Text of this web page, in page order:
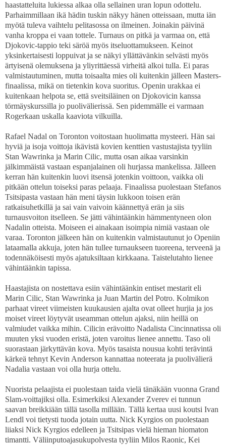
haastatteluita lukiessa alkaa olla sellainen uran lopun odottelu.
Parhaimmillaan ikä hädin tuskin näkyy hänen otteissaan, mutta iän
myötä tuleva vaihtelu pelitasossa on ilmeinen. Joinakin päivinä
vanha kroppa ei vaan tottele. Turnaus on pitkä ja varmaa on, että
Djokovic-tappio teki säröä myös itseluottamukseen. Keinot
yksinkertaisesti loppuivat ja se näkyi yllättävänkin selvästi myös
ärtyisenä olemuksena ja yliyrittäessä virheitä alkoi tulla. Ei paras
valmistautuminen, mutta toisaalta mies oli kuitenkin jälleen Masters-
finaalissa, mikä on tietenkin kova suoritus. Openin urakkaa ei
kuitenkaan helpota se, että sveitsiläinen on Djokovicin kanssa
törmäyskurssilla jo puolivälierissä. Sen pidemmälle ei varmaan
Rogerkaan uskalla kaaviota vilkuilla.
Rafael Nadal on Toronton voitostaan huolimatta mysteeri. Hän sai
hyviä ja isoja voittoja ikävistä kovien kenttien vastustajista tyyliin
Stan Wawrinka ja Marin Cilic, mutta osan aikaa varsinkin
jälkimmäistä vastaan espanjalainen oli hurjassa mankelissa. Jälleen
kerran hän kuitenkin luovi itsensä jotenkin voittoon, vaikka oli
pitkään ottelun toiseksi paras pelaaja. Finaalissa puolestaan Stefanos
Tsitsipasta vastaan hän meni täysin lukkoon toisen erän
ratkaisuhetkillä ja sai vain vaivoin käännettyä erän ja siis
turnausvoiton itselleen. Se jätti vähintäänkin hämmentyneen olon
Nadalin otteista. Moiseen ei ainakaan isoimpia nimiä vastaan ole
varaa. Toronton jälkeen hän on kuitenkin valmistautunut jo Openiin
lataamalla akkuja, joten hän tullee turnaukseen tuoreena, terveenä ja
todennäköisesti myös ajatuksiltaan kirkkaana. Taistelutahto lienee
vähintäänkin tapissa.
Haastajista on nostettava esiin vähintäänkin entiset mestarit eli
Marin Cilic, Stan Wawrinka ja Juan Martin del Potro. Kolmikon
parhaat vireet viimeisten kuukausien ajalta ovat olleet hurjia ja jos
moiset vireet löytyvät useamman ottelun ajaksi, niin heillä on
valmiudet vaikka mihin. Cilicin erävoitto Nadalista Cincinnatissa oli
muuten yksi vuoden eristä, joten varoitus lienee annettu. Taso oli
suorastaan järkyttävän kova. Myös tasaista nousua kohti terävintä
kärkeä tehnyt Kevin Anderson kannattaa noteerata ja puolivälierä
Nadalia vastaan voi olla hurja ottelu.
Nuorista pelaajista ei puolestaan taida vielä tänäkään vuonna Grand
Slam-voittajiksi olla. Esimerkiksi Alexander Zverev ei tunnun
saavan breikkiään tällä tasolla millään. Tällä kertaa uusi koutsi Ivan
Lendl voi tietysti tuoda jotain uutta. Nick Kyrgios on puolestaan
liiaksi Nick Kyrgios edelleen ja Tsitsipas vielä hieman hiomaton
timantti. Väliinputoajasukupolvesta tyyliin Milos Raonic, Kei